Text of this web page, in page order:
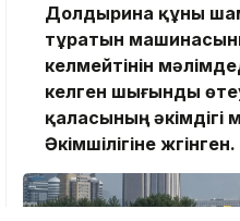
Долдырина құны
тұратын
келмейтінін
келген шығынды
қаласының әкімдігі
Әкімшілігіне жүгінген.